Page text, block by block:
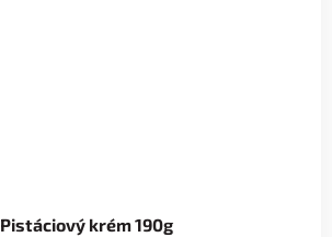
Pistáciový krém 190g